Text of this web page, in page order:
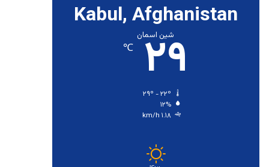
Kabul, Afghanistan
شین اسمان
۲۹ ℃
۱۲%
۱.۱۸ km/h